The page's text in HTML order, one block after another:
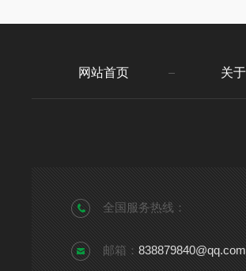
网站首页 关
全国服务热线：
邮箱：838879840@qq.com